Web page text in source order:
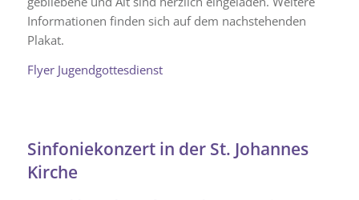
Informationen finden sich auf dem nachstehenden
Plakat.
Flyer Jugendgottesdienst
Sinfoniekonzert in der St. Johannes
Kirche